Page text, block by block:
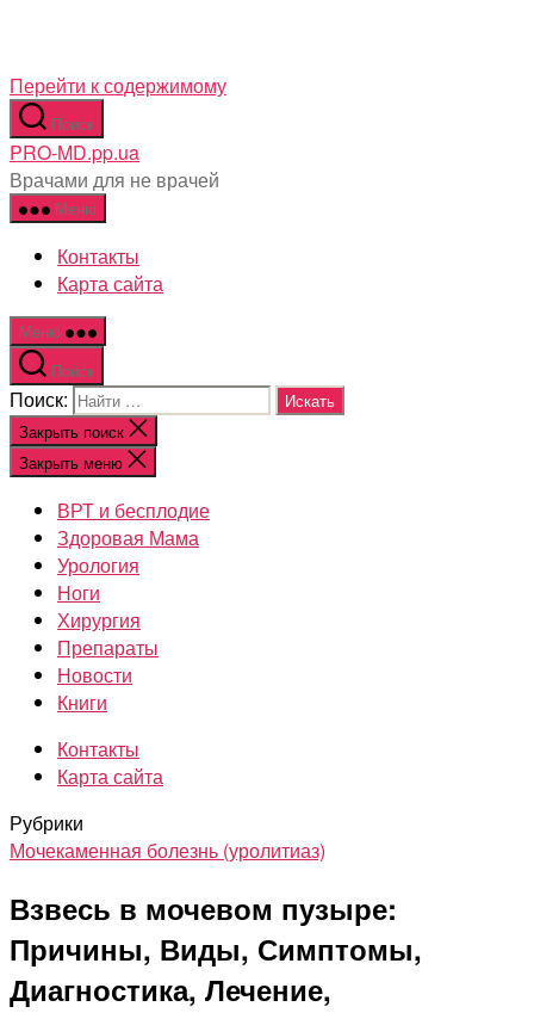
Перейти к содержимому
Поиск
PRO-MD.pp.ua
Врачами для не врачей
Меню
Контакты
Карта сайта
Меню
Поиск
Поиск:
Закрыть поиск
Закрыть меню
ВРТ и бесплодие
Здоровая Мама
Урология
Ноги
Хирургия
Препараты
Новости
Книги
Контакты
Карта сайта
Рубрики
Мочекаменная болезнь (уролитиаз)
Взвесь в мочевом пузыре:
Причины, Виды, Симптомы,
Диагностика, Лечение,